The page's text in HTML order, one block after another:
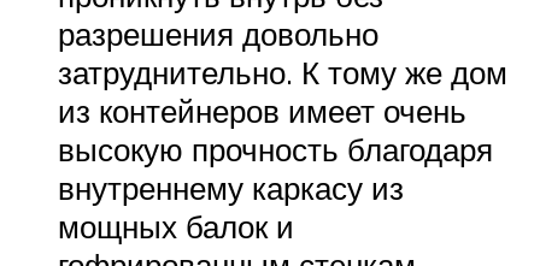
разрешения довольно
затруднительно. К тому же дом
из контейнеров имеет очень
высокую прочность благодаря
внутреннему каркасу из
мощных балок и